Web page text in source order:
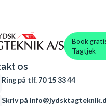
Book
Tagtjek
os
Ring på tlf. 70 15 33 44
Skriv på